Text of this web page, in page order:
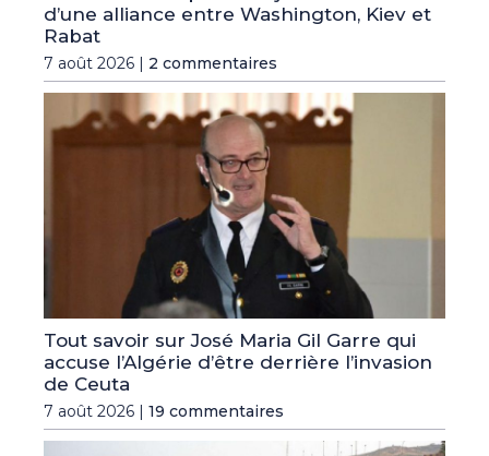
d’une alliance entre Washington, Kiev et
Rabat
7 août 2026 | 2 commentaires
Tout savoir sur José Maria Gil Garre qui
accuse l’Algérie d’être derrière l’invasion
de Ceuta
7 août 2026 | 19 commentaires